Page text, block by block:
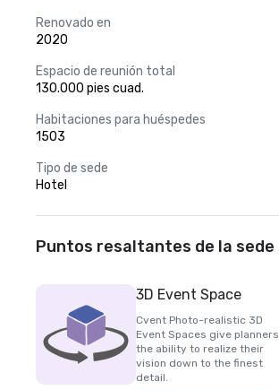
Renovado en
2020
Espacio de reunión total
130.000 pies cuad.
Habitaciones para huéspedes
1503
Tipo de sede
Hotel
Puntos resaltantes de la sede
3D Event Space
Cvent Photo-realistic 3D
Event Spaces give planners
the ability to realize their
vision down to the finest
detail.